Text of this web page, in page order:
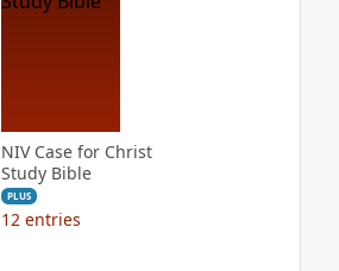
NIV Case for Christ
Study Bible
PLUS
12 entries